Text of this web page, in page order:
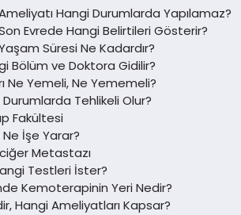
Hangi Durumlarda Yapılamaz?
Evrede Hangi Belirtileri Gösterir?
Süresi Ne Kadardır?
Bölüm ve Doktora Gidilir?
Ne Yemeli, Ne Yememeli?
Durumlarda Tehlikeli Olur?
Fakültesi
İşe Yarar?
Metastazı
Testleri İster?
Kemoterapinin Yeri Nedir?
Hangi Ameliyatları Kapsar?